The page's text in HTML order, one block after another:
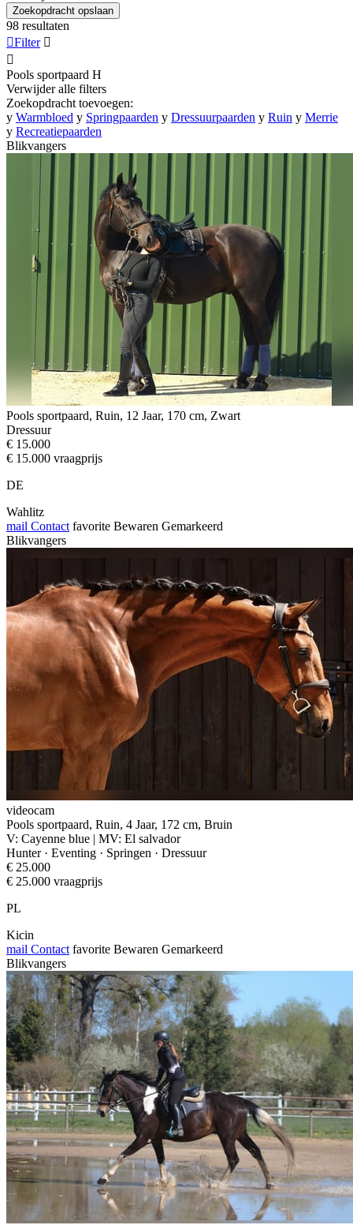
Zoekopdracht opslaan
98 resultaten
Filter 

Pools sportpaard H
Verwijder alle filters
Zoekopdracht toevoegen:
y Warmbloed y Springpaarden y Dressuurpaarden y Ruin y Merrie
y Recreatiepaarden
Blikvangers
Pools sportpaard, Ruin, 12 Jaar, 170 cm, Zwart
Dressuur
€ 15.000
€ 15.000 vraagprijs
DE
Wahlitz
mail Contact favorite Bewaren Gemarkeerd
Blikvangers
videocam
Pools sportpaard, Ruin, 4 Jaar, 172 cm, Bruin
V: Cayenne blue | MV: El salvador
Hunter · Eventing · Springen · Dressuur
€ 25.000
€ 25.000 vraagprijs
PL
Kicin
mail Contact favorite Bewaren Gemarkeerd
Blikvangers